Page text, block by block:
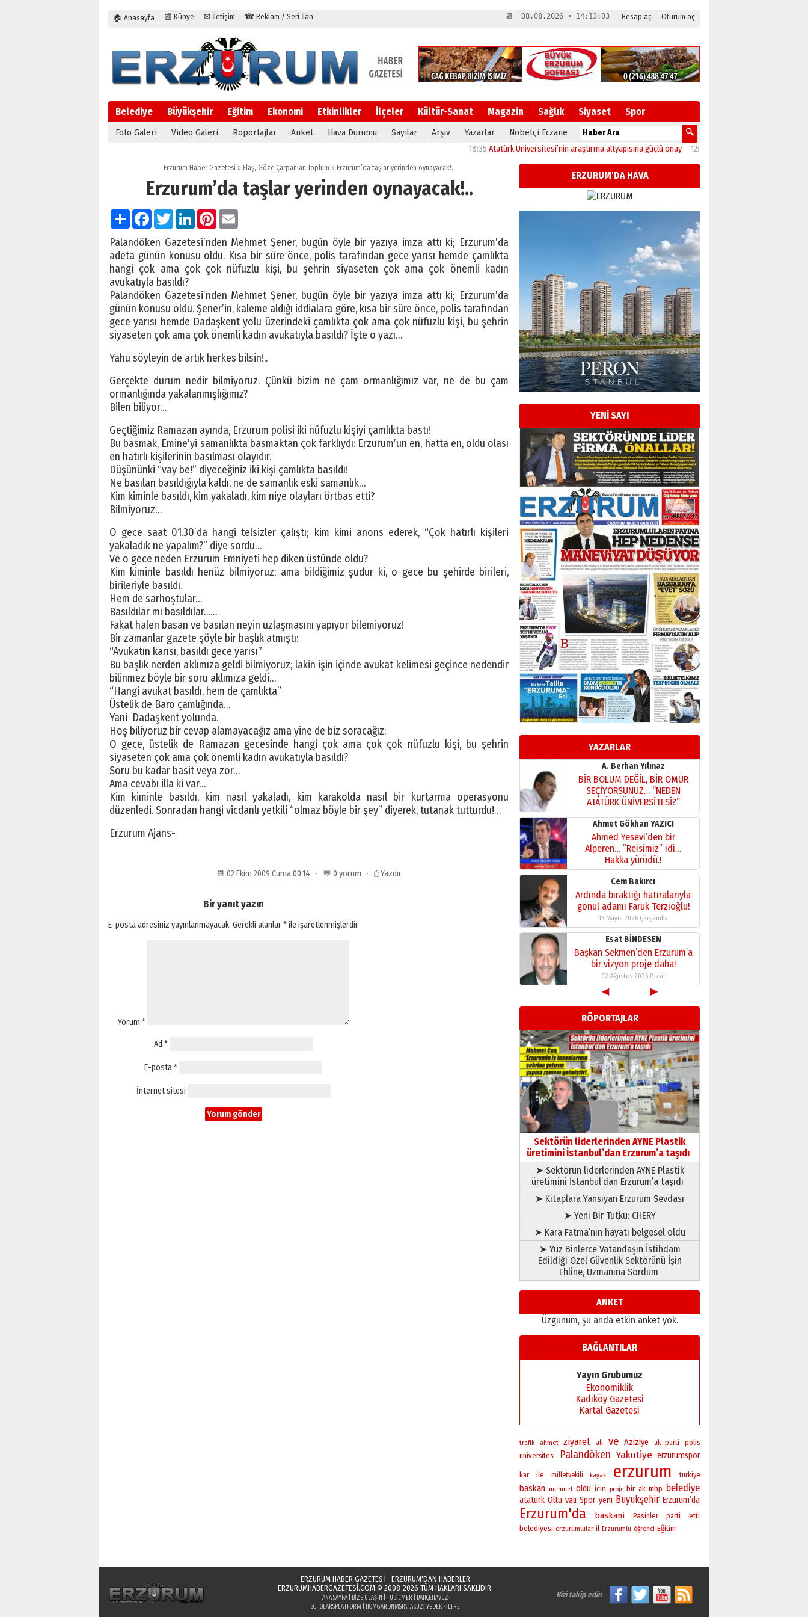
🏠 Anasayfa 📰 Künye ✉ İletişim ☎ Reklam / Seri İlan Hesap aç Oturum aç
📆 08.08.2026 • 14:13:04
Belediye Büyükşehir Eğitim Ekonomi Etkinlikler İlçeler Kültür-Sanat Magazin Sağlık Siyaset Spor
Foto Galeri Video Galeri Röportajlar Anket Hava Durumu Sayılar Arşiv Yazarlar Nöbetçi Eczane
Atatürk Üniversitesi’nin araştırma altyapısına güçlü onay 12:04 Oltu’da festival coşkusu konserle
Erzurum Haber Gazetesi » Flaş, Göze Çarpanlar,Toplum »Erzurum’da taşlar yerinden oynayacak!..
Erzurum’da taşlar yerinden oynayacak!..
PaylaşFacebook
TwitterLinkedInPinterest
Palandöken Gazetesi’nden Mehmet Şener, bugün öyle bir yazıya imza attı ki; Erzurum’da
adeta günün konusu oldu. Kısa bir süre önce, polis tarafından gece yarısı hemde çamlıkta
hangi çok ama çok çok nüfuzlu kişi, bu şehrin siyaseten çok ama çok önemli kadın
avukatıyla basıldı?
Palandöken Gazetesi’nden Mehmet Şener, bugün öyle bir yazıya imza attı ki; Erzurum’da
günün konusu oldu. Şener’in, kaleme aldığı iddialara göre, kısa bir süre önce, polis tarafından
gece yarısı hemde Dadaşkent yolu üzerindeki çamlıkta çok ama çok nüfuzlu kişi, bu şehrin
siyaseten çok ama çok önemli kadın avukatıyla basıldı? İşte o yazı…
Yahu söyleyin de artık herkes bilsin!..
Gerçekte durum nedir bilmiyoruz. Çünkü bizim ne çam ormanlığımız var, ne de bu çam
ormanlığında yakalanmışlığımız?
Bilen biliyor…
Geçtiğimiz Ramazan ayında, Erzurum polisi iki nüfuzlu kişiyi çamlıkta bastı!
Bu basmak, Emine’yi samanlıkta basmaktan çok farklıydı: Erzurum’un en, hatta en, oldu olası
en hatırlı kişilerinin basılması olayıdır.
Düşününki “vay be!” diyeceğiniz iki kişi çamlıkta basıldı!
Ne basılan basıldığıyla kaldı, ne de samanlık eski samanlık…
Kim kiminle basıldı, kim yakaladı, kim niye olayları örtbas etti?
Bilmiyoruz…
O gece saat 01.30’da hangi telsizler çalıştı; kim kimi anons ederek, “Çok hatırlı kişileri
yakaladık ne yapalım?” diye sordu…
Ve o gece neden Erzurum Emniyeti hep diken üstünde oldu?
Kim kiminle basıldı henüz bilmiyoruz; ama bildiğimiz şudur ki, o gece bu şehirde birileri,
birileriyle basıldı.
Hem de sarhoştular…
Basıldılar mı basıldılar……
Fakat halen basan ve basılan neyin uzlaşmasını yapıyor bilemiyoruz!
Bir zamanlar gazete şöyle bir başlık atmıştı:
“Avukatın karısı, basıldı gece yarısı”
Bu başlık nerden aklımıza geldi bilmiyoruz; lakin işin içinde avukat kelimesi geçince nedendir
bilinmez böyle bir soru aklımıza geldi…
“Hangi avukat basıldı, hem de çamlıkta”
Üstelik de Baro çamlığında…
Yani Dadaşkent yolunda.
Hoş biliyoruz bir cevap alamayacağız ama yine de biz soracağız:
O gece, üstelik de Ramazan gecesinde hangi çok ama çok çok nüfuzlu kişi, bu şehrin
siyaseten çok ama çok önemli kadın avukatıyla basıldı?
Soru bu kadar basit veya zor…
Ama cevabı illa ki var…
Kim kiminle basıldı, kim nasıl yakaladı, kim karakolda nasıl bir kurtarma operasyonu
düzenledi. Sonradan hangi vicdanlı yetkili “olmaz böyle bir şey” diyerek, tutanak tutturdu!…
Erzurum Ajans-
📆 02 Ekim 2009 Cuma 00:14 · 💬 0 yorum · ⎙ Yazdır
Bir yanıt yazın
E-posta adresiniz yayınlanmayacak. Gerekli alanlar*ile işaretlenmişlerdir
Yorum *
Ad *
E-posta*
İnternet sitesi
ERZURUM'DA HAVA
YENİ SAYI
YAZARLAR
Esat BİNDESEN
Başkan Sekmen’den Erzurum’a
bir vizyon proje daha!
02 Ağustos 2026 Pazar
Kadir SABUNCUOĞLU
Erzurumspor’un köşe taşları
29 Haziran 2026 Pazartesi
Kenan GÜLERCİ
Murat Şahsuvaroğlu ERKON’da
çıtayı yukarı taşırken,
yönetimdekiler aşağı
çekmemeli!
17 Şubat 2026 SalıOrhan BOZKURT
Bir fotoğraf, bir şehir, bir
gazeteci… Dizginler kimin
elinde?
A. Berhan Yılmaz
BİR BÖLÜM DEĞİL, BİR ÖMÜR
SEÇİYORSUNUZ… “NEDEN
ATATÜRK ÜNİVERSİTESİ?”
28 Temmuz 2026 Salı
Ahmet Gökhan YAZICI
Ahmed Yesevi’den bir
Alperen… ”Reisimiz” idi…
Hakka yürüdü.!
26 Mart 2026 Perşembe
Cem Bakırcı
Ardında bıraktığı hatıralarıyla
gönül adamı Faruk Terzioğlu!
13 Mayıs 2026 Çarşamba
Esat BİNDESEN
Başkan Sekmen’den Erzurum’a
bir vizyon proje daha!
02 Ağustos 2026 Pazar
Kadir SABUNCUOĞLU
Erzurumspor’un köşe taşları
29 Haziran 2026 Pazartesi
Kenan GÜLERCİ
Murat Şahsuvaroğlu ERKON’da
çıtayı yukarı taşırken,
yönetimdekiler aşağı
çekmemeli!
17 Şubat 2026 SalıOrhan BOZKURT
Bir fotoğraf, bir şehir, bir
gazeteci… Dizginler kimin
elinde?
31 Mart 2026 Salı
A. Berhan Yılmaz
BİR BÖLÜM DEĞİL, BİR ÖMÜR
SEÇİYORSUNUZ… “NEDEN
ATATÜRK ÜNİVERSİTESİ?”
28 Temmuz 2026 Salı
Ahmet Gökhan YAZICI
Ahmed Yesevi’den bir
Alperen… ”Reisimiz” idi…
Hakka yürüdü.!
26 Mart 2026 Perşembe
Ardında bıraktığı hatıralarıyla
13 Mayıs 2026 Çarşamba
Esat BİNDESEN
Başkan Sekmen’den Erzurum’a
bir vizyon proje daha!
02 Ağustos 2026 Pazar
◀ ▶
RÖPORTAJLAR
Sektörün liderlerinden AYNE Plastik
üretimini İstanbul’dan Erzurum’a taşıdı
➤ Sektörün liderlerinden AYNE Plastik
üretimini İstanbul’dan Erzurum’a taşıdı
➤ Kitaplara Yansıyan Erzurum Sevdası
➤ Yeni Bir Tutku: CHERY
➤ Kara Fatma’nın hayatı belgesel oldu
➤ Yüz Binlerce Vatandaşın İstihdam
Edildiği Özel Güvenlik Sektörünü İşin
Ehline, Uzmanına Sordum
ANKET
Üzgünüm, şu anda etkin anket yok.
BAĞLANTILAR
Yayın Grubumuz
Ekonomiklik
Kadıköy Gazetesi
Kartal Gazetesi
trafik ahmet ziyaret ali ve Aziziye ak parti
polis
universitesi
Palandöken Yakutiye erzurumspor
kar ile milletvekili kayak erzurum turkiye
baskan mehmet oldu icin proje bir ak mhp belediye
ataturk Oltu vali Spor yeni Büyükşehir Erzurum’da
Erzurum'da baskani Pasinler parti etti
belediyesi erzurumlular il Erzurumlu öğrenci Eğitim
ERZURUM HABER GAZETESİ - ERZURUM'DAN HABERLER
ERZURUMHABERGAZETESI.COM© 2008-2026 TÜM HAKLARI SAKLIDIR.
ANA SAYFA| BIZE ULAŞIN TÜBILMER
BAHÇEHAVUZ
SCHOLARSPLATFORM
HOMGARDN MSPA JAKUZI YEDEK FILTRE
Bizi takip edin